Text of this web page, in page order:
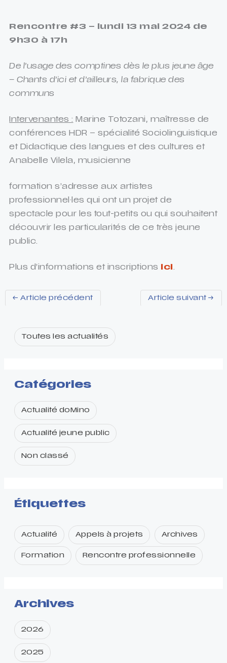
Toutes les actualités
Catégories
Actualité doMino
Actualité jeune public
Non classé
Étiquettes
Actualité Appels à projets Archives
Formation Rencontre professionnelle
Archives
2026
2025
Rencontre #3 – lundi 13 mai 2024 de
9h30 à 17h
De l’usage des comptines dès le plus jeune âge
– Chants d’ici et d’ailleurs, la fabrique des
communs
Intervenantes : Marine Totozani, maîtresse de
conférences HDR – spécialité Sociolinguistique
et Didactique des langues et des cultures et
Anabelle Vilela, musicienne
formation s’adresse aux artistes
professionnel·les qui ont un projet de
spectacle pour les tout-petits ou qui souhaitent
découvrir les particularités de ce très jeune
public.
Plus d’informations et inscriptions ici.
← Article précédent Article suivant→